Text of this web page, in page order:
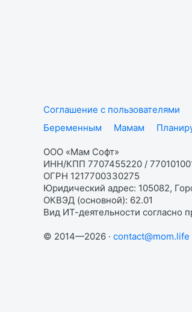
Соглашение с пользователями
Беременным
Мамам
ООО «Мам Софт»
ИНН/КПП 7707455220 /
ОГРН 1217700330275
Юридический адрес: 105082,
ОКВЭД (основной): 62.01
Вид ИТ-деятельности согласно
© 2014—2026 · contact@mom.life